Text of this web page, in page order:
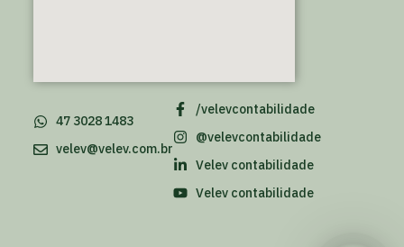
/velevcontabilidade
@velevcontabilidade
Velev contabilidade
Velev contabilidade
47 3028 1483
velev@velev.com.br